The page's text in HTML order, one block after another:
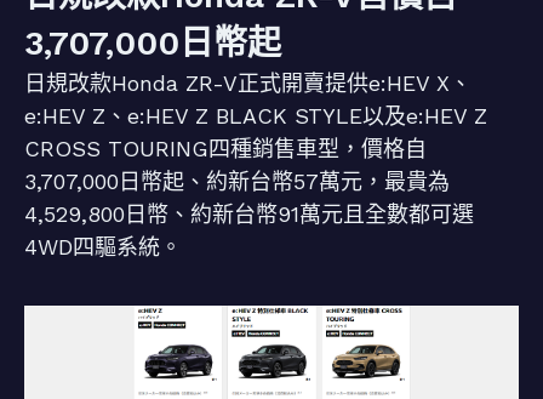
3,707,000日幣起
日規改款Honda ZR-V正式開賣提供e:HEV X、
e:HEV Z、e:HEV Z BLACK STYLE以及e:HEV Z
CROSS TOURING四種銷售車型，價格自
3,707,000日幣起、約新台幣57萬元，最貴為
4,529,800日幣、約新台幣91萬元且全數都可選
4WD四驅系統。